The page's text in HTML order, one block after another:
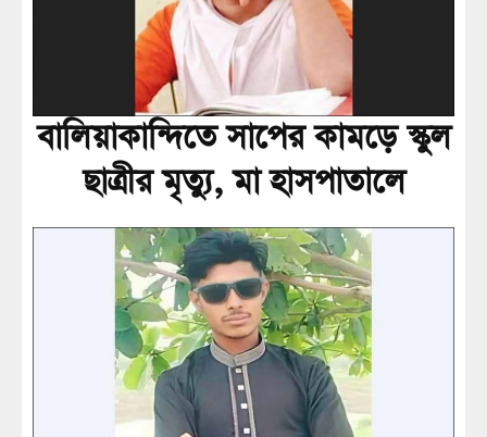
বালিয়াকান্দিতে সাপের কামড়ে স্কুল
ছাত্রীর মৃত্যু, মা হাসপাতালে